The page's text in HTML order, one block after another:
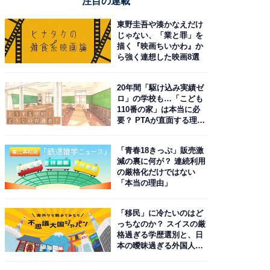
東野圭吾や湊かなえだけ
じゃない、「業と罪」を
描く『映画ちいかわ』か
ら強く連想した映画8選
20年間「駆け込み実績ゼ
ロ」の学校も…「こども
110番の家」は本当に必
要？ PTAが直面する理想
「青春18きっぷ」販売激
減の裏に何が？ 連続利用
の厳格化だけではない
「本当の理由」
「移民」に冷たいのはど
っちなのか？ スイスの厳
格過ぎる学歴選別と、日
本の曖昧過ぎる外国人政